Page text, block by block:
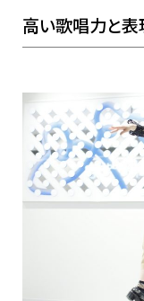
高い歌唱力と表